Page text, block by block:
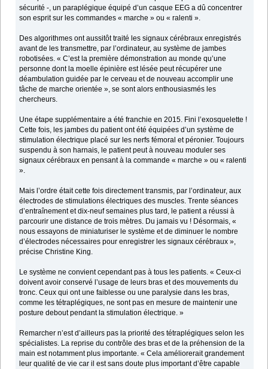
sécurité -, un paraplégique équipé d’un casque EEG a dû concentrer
son esprit sur les commandes « marche » ou « ralenti ».
Des algorithmes ont aussitôt traité les signaux cérébraux enregistrés
avant de les transmettre, par l’ordinateur, au système de jambes
robotisées. « C’est la première démonstration au monde qu’une
personne dont la moelle épinière est lésée peut récupérer une
déambulation guidée par le cerveau et de nouveau accomplir une
tâche de marche orientée », se sont alors enthousiasmés les
chercheurs.
Une étape supplémentaire a été franchie en 2015. Fini l’exosquelette !
Cette fois, les jambes du patient ont été équipées d’un système de
stimulation électrique placé sur les nerfs fémoral et péronier. Toujours
suspendu à son harnais, le patient peut à nouveau moduler ses
signaux cérébraux en pensant à la commande « marche » ou « ralenti
».
Mais l’ordre était cette fois directement transmis, par l’ordinateur, aux
électrodes de stimulations électriques des muscles. Trente séances
d’entraînement et dix-neuf semaines plus tard, le patient a réussi à
parcourir une distance de trois mètres. Du jamais vu ! Désormais, «
nous essayons de miniaturiser le système et de diminuer le nombre
d’électrodes nécessaires pour enregistrer les signaux cérébraux »,
précise Christine King.
Le système ne convient cependant pas à tous les patients. « Ceux-ci
doivent avoir conservé l’usage de leurs bras et des mouvements du
tronc. Ceux qui ont une faiblesse ou une paralysie dans les bras,
comme les tétraplégiques, ne sont pas en mesure de maintenir une
posture debout pendant la stimulation électrique. »
Remarcher n’est d’ailleurs pas la priorité des tétraplégiques selon les
spécialistes. La reprise du contrôle des bras et de la préhension de la
main est notamment plus importante. « Cela améliorerait grandement
leur qualité de vie car il est sans doute plus important d’être capable